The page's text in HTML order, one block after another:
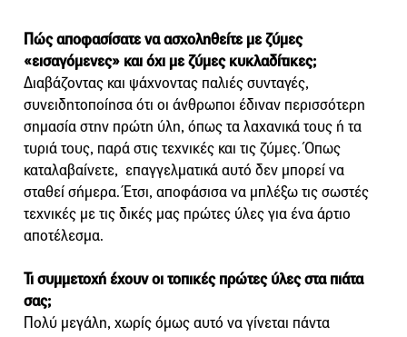
Πώς αποφασίσατε να ασχοληθείτε με ζύμες
«εισαγόμενες» και όχι με ζύμες κυκλαδίτικες;
Διαβάζοντας και ψάχνοντας παλιές συνταγές,
συνειδητοποίησα ότι οι άνθρωποι έδιναν περισσότερη
σημασία στην πρώτη ύλη, όπως τα λαχανικά τους ή τα
τυριά τους, παρά στις τεχνικές και τις ζύμες. Όπως
καταλαβαίνετε, επαγγελματικά αυτό δεν μπορεί να
σταθεί σήμερα. Έτσι, αποφάσισα να μπλέξω τις σωστές
τεχνικές με τις δικές μας πρώτες ύλες για ένα άρτιο
αποτέλεσμα.
Τι συμμετοχή έχουν οι τοπικές πρώτες ύλες στα πιάτα
σας;
Πολύ μεγάλη, χωρίς όμως αυτό να γίνεται πάντα